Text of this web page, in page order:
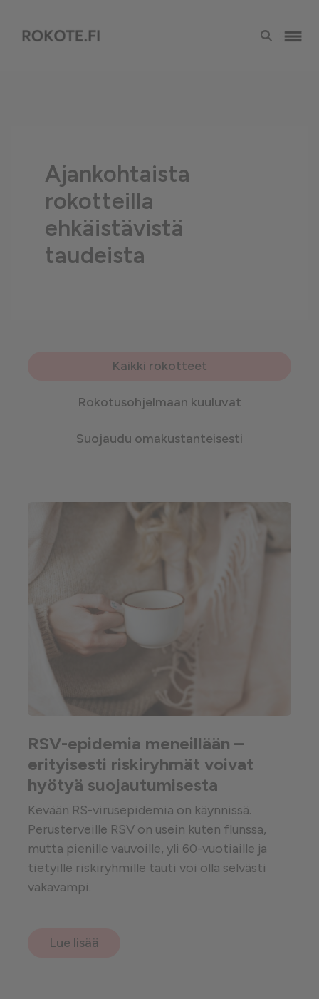
Ajankohtaista
rokotteilla
ehkäistävistä
taudeista
Kaikki rokotteet
Rokotusohjelmaan kuuluvat
Suojaudu omakustanteisesti
RSV-epidemia meneillään –
erityisesti riskiryhmät voivat
hyötyä suojautumisesta
Kevään RS-virusepidemia on käynnissä.
Perusterveille RSV on usein kuten flunssa,
mutta pienille vauvoille, yli 60-vuotiaille ja
tietyille riskiryhmille tauti voi olla selvästi
vakavampi.
Lue lisää